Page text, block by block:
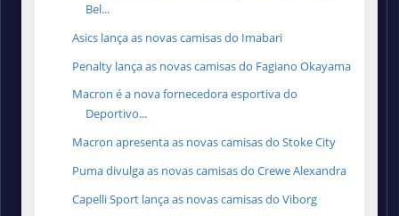
Bel...
Asics lança as novas camisas do Imabari
Penalty lança as novas camisas do Fagiano Okayama
Macron é a nova fornecedora esportiva do
Deportivo...
Macron apresenta as novas camisas do Stoke City
Puma divulga as novas camisas do Crewe Alexandra
Capelli Sport lança as novas camisas do Viborg